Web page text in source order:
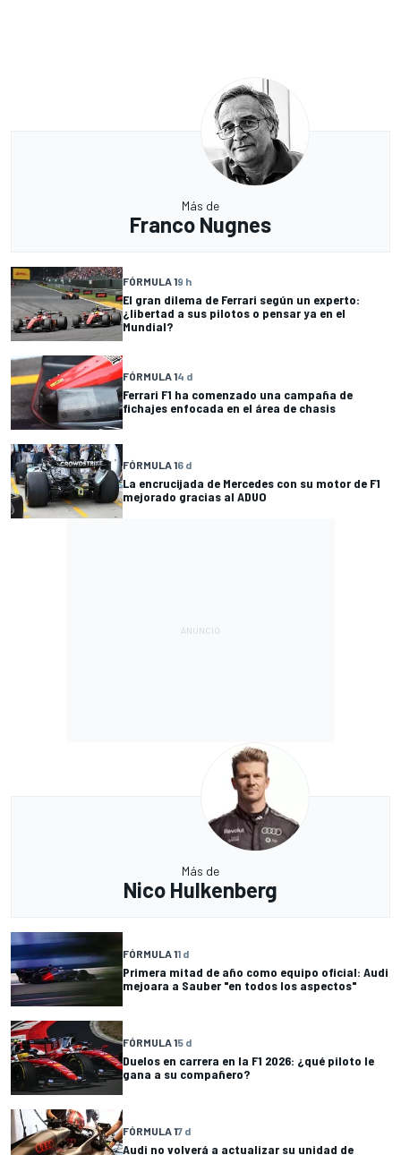
Más de
Franco Nugnes
FÓRMULA 19 h
El gran dilema de Ferrari según un experto:
¿libertad a sus pilotos o pensar ya en el
Mundial?
FÓRMULA 14 d
Ferrari F1 ha comenzado una campaña de
fichajes enfocada en el área de chasis
FÓRMULA 16 d
La encrucijada de Mercedes con su motor de F1
mejorado gracias al ADUO
Más de
Nico Hulkenberg
FÓRMULA 11 d
Primera mitad de año como equipo oficial: Audi
mejoara a Sauber "en todos los aspectos"
FÓRMULA 15 d
Duelos en carrera en la F1 2026: ¿qué piloto le
gana a su compañero?
FÓRMULA 17 d
Audi no volverá a actualizar su unidad de